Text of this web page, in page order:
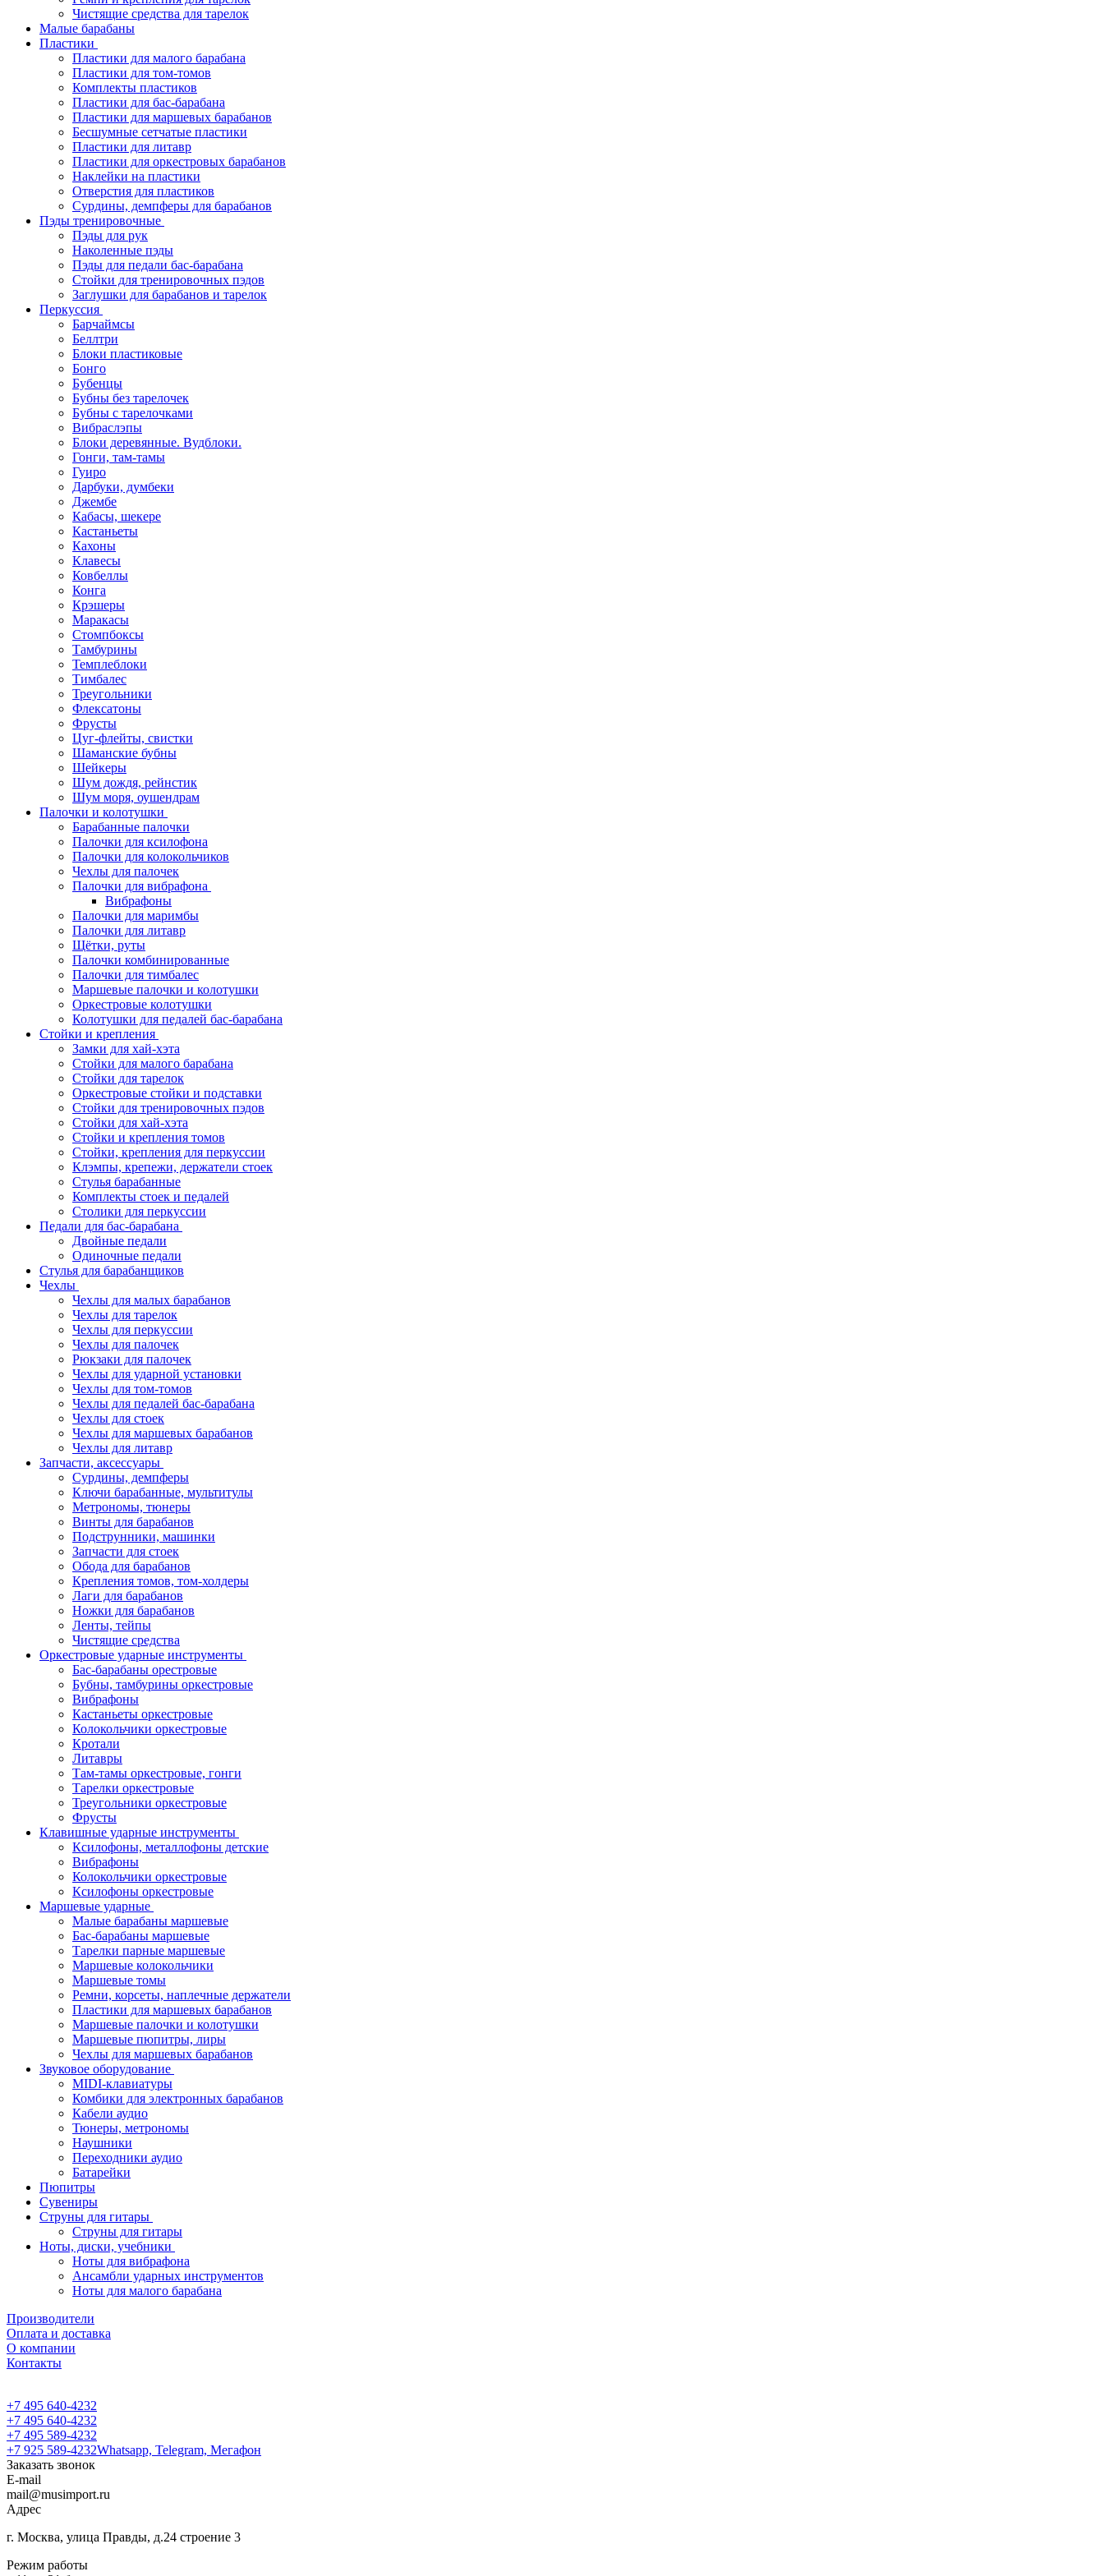
Чистящие средства для тарелок
Малые барабаны
Пластики
Пластики для малого барабана
Пластики для том-томов
Комплекты пластиков
Пластики для бас-барабана
Пластики для маршевых барабанов
Бесшумные сетчатые пластики
Пластики для литавр
Пластики для оркестровых барабанов
Наклейки на пластики
Отверстия для пластиков
Сурдины, демпферы для барабанов
Пэды тренировочные
Пэды для рук
Наколенные пэды
Пэды для педали бас-барабана
Стойки для тренировочных пэдов
Заглушки для барабанов и тарелок
Перкуссия
Барчаймсы
Беллтри
Блоки пластиковые
Бонго
Бубенцы
Бубны без тарелочек
Бубны с тарелочками
Вибраслэпы
Блоки деревянные. Вудблоки.
Гонги, там-тамы
Гуиро
Дарбуки, думбеки
Джембе
Кабасы, шекере
Кастаньеты
Кахоны
Клавесы
Ковбеллы
Конга
Крэшеры
Маракасы
Стомпбоксы
Тамбурины
Темплеблоки
Тимбалес
Треугольники
Флексатоны
Фрусты
Цуг-флейты, свистки
Шаманские бубны
Шейкеры
Шум дождя, рейнстик
Шум моря, оушендрам
Палочки и колотушки
Барабанные палочки
Палочки для ксилофона
Палочки для колокольчиков
Чехлы для палочек
Палочки для вибрафона
Вибрафоны
Палочки для маримбы
Палочки для литавр
Щётки, руты
Палочки комбинированные
Палочки для тимбалес
Маршевые палочки и колотушки
Оркестровые колотушки
Колотушки для педалей бас-барабана
Стойки и крепления
Замки для хай-хэта
Стойки для малого барабана
Стойки для тарелок
Оркестровые стойки и подставки
Стойки для тренировочных пэдов
Стойки для хай-хэта
Стойки и крепления томов
Стойки, крепления для перкуссии
Клэмпы, крепежи, держатели стоек
Стулья барабанные
Комплекты стоек и педалей
Столики для перкуссии
Педали для бас-барабана
Двойные педали
Одиночные педали
Стулья для барабанщиков
Чехлы
Чехлы для малых барабанов
Чехлы для тарелок
Чехлы для перкуссии
Чехлы для палочек
Рюкзаки для палочек
Чехлы для ударной установки
Чехлы для том-томов
Чехлы для педалей бас-барабана
Чехлы для стоек
Чехлы для маршевых барабанов
Чехлы для литавр
Запчасти, аксессуары
Сурдины, демпферы
Ключи барабанные, мультитулы
Метрономы, тюнеры
Винты для барабанов
Подструнники, машинки
Запчасти для стоек
Обода для барабанов
Крепления томов, том-холдеры
Лаги для барабанов
Ножки для барабанов
Ленты, тейпы
Чистящие средства
Оркестровые ударные инструменты
Бас-барабаны орестровые
Бубны, тамбурины оркестровые
Вибрафоны
Кастаньеты оркестровые
Колокольчики оркестровые
Кротали
Литавры
Там-тамы оркестровые, гонги
Тарелки оркестровые
Треугольники оркестровые
Фрусты
Клавишные ударные инструменты
Ксилофоны, металлофоны детские
Вибрафоны
Колокольчики оркестровые
Ксилофоны оркестровые
Маршевые ударные
Малые барабаны маршевые
Бас-барабаны маршевые
Тарелки парные маршевые
Маршевые колокольчики
Маршевые томы
Ремни, корсеты, наплечные держатели
Пластики для маршевых барабанов
Маршевые палочки и колотушки
Маршевые пюпитры, лиры
Чехлы для маршевых барабанов
Звуковое оборудование
MIDI-клавиатуры
Комбики для электронных барабанов
Кабели аудио
Тюнеры, метрономы
Наушники
Переходники аудио
Батарейки
Пюпитры
Сувениры
Струны для гитары
Струны для гитары
Ноты, диски, учебники
Ноты для вибрафона
Ансамбли ударных инструментов
Ноты для малого барабана
Производители
Оплата и доставка
О компании
Контакты
+7 495 640-4232
+7 495 640-4232
+7 495 589-4232
+7 925 589-4232Whatsapp, Telegram, Мегафон
Заказать звонок
E-mail
mail@musimport.ru
Адрес
г. Москва, улица Правды, д.24 строение 3
Режим работы